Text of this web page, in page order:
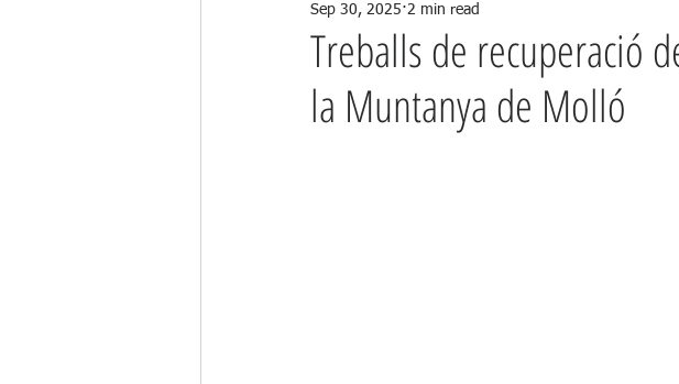
Serveis Públics Promoció Econòmica
Treballs de recuperació
la Muntanya de Molló
Sep 30, 2025 2 min read